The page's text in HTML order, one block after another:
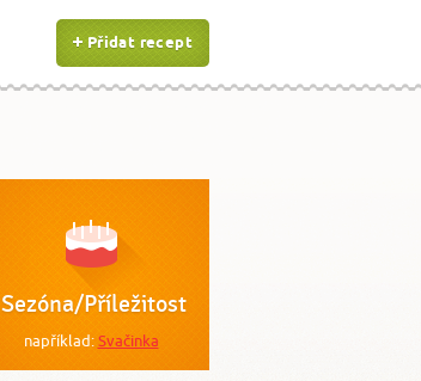
Přidat recept
Sezóna/Příležitost
například:Svačinka